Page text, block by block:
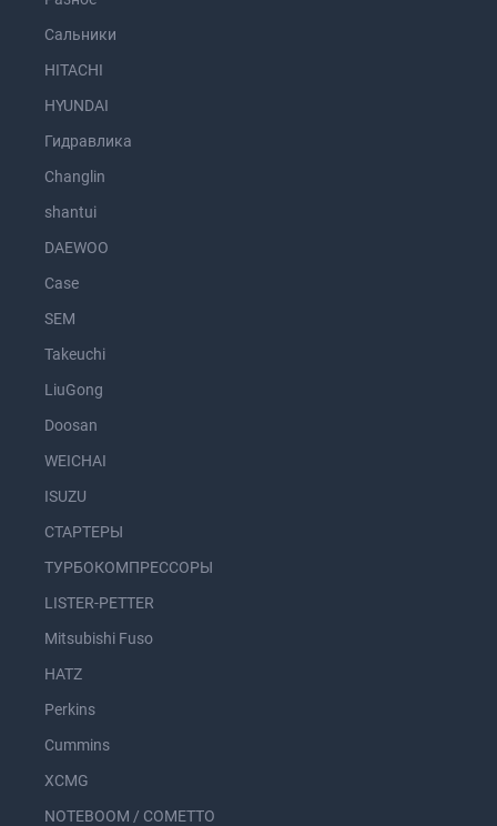
Сальники
HITACHI
HYUNDAI
Гидравлика
Changlin
shantui
DAEWOO
Case
SEM
Takeuchi
LiuGong
Doosan
WEICHAI
ISUZU
СТАРТЕРЫ
ТУРБОКОМПРЕССОРЫ
LISTER-PETTER
Mitsubishi Fuso
HATZ
Perkins
Cummins
XCMG
NOTEBOOM / COMETTO